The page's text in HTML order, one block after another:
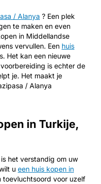
/ Alanya ? Een plek
te maken en even
in Middellandse
vervullen. Een huis
Het kan een nieuwe
is echter de
je. Het maakt je
/ Alanya
in Turkije,
het verstandig om uw
u een huis kopen in
toevluchtsoord voor uzelf